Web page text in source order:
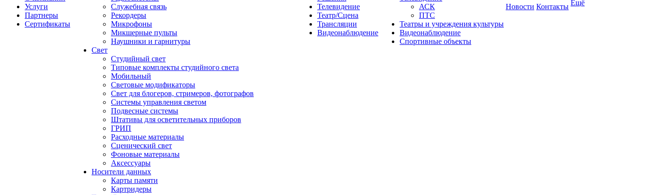
Услуги
Партнеры
Сертификаты
Служебная связь
Рекордеры
Микрофоны
Микшерные пульты
Наушники и гарнитуры
Свет
Студийный свет
Типовые комплекты студийного света
Мобильный
Световые модификаторы
Свет для блогеров, стримеров, фотографов
Системы управления светом
Подвесные системы
Штативы для осветительных приборов
ГРИП
Расходные материалы
Сценический свет
Фоновые материалы
Аксессуары
Носители данных
Карты памяти
Картридеры
Телевидение
Театр/Сцена
Трансляции
Видеонаблюдение
АСК
ПТС
Театры и учреждения культуры
Видеонаблюдение
Спортивные объекты
Новости Контакты Ещё